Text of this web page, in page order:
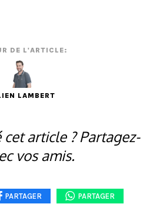
DE L'ARTICLE:
LAMBERT
cet article ? Partagez-
vos amis.
PARTAGER PARTAGER